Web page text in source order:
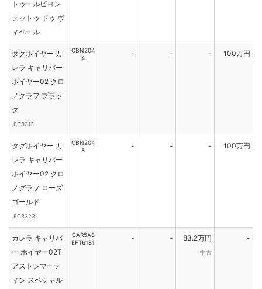
トゥールビヨン
テットゥ ドゥ ヴ
ィペール
タグホイヤー カ
レラ キャリバー
ホイヤー02 クロ
ノグラフ ブラッ
ク
.FC8313
CBN204
4
- - - 100万円
タグホイヤー カ
レラ キャリバー
ホイヤー02 クロ
ノグラフ ローズ
ゴールド
.FC8323
CBN204
8
- - - 100万円
カレラ キャリバ
ー ホイヤー02T
アストンマーテ
ィン スペシャル
CAR5A8
EFT6181
- - 83.2万円
中古
-